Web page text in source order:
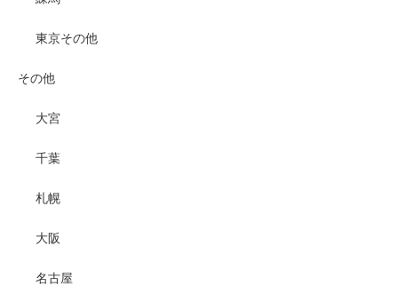
東京その他
その他
大宮
千葉
札幌
大阪
名古屋